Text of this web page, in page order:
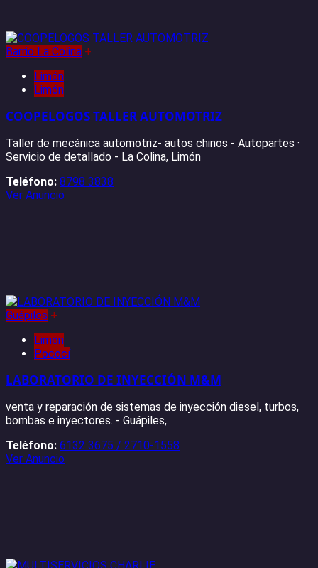
Barrio La Colina +
Limón
Limón
COOPELOGOS TALLER AUTOMOTRIZ
Taller de mecánica automotriz- autos chinos - Autopartes ·
Servicio de detallado - La Colina, Limón
Teléfono: 8798 3838
Ver Anuncio
Guápiles +
Limón
Pococí
LABORATORIO DE INYECCIÓN M&M
venta y reparación de sistemas de inyección diesel, turbos,
bombas e inyectores. - Guápiles,
Teléfono: 6132 3675 / 2710-1558
Ver Anuncio